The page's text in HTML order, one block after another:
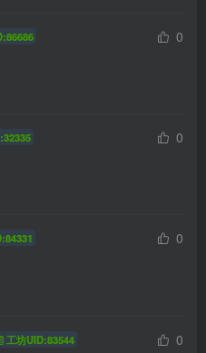
0
0
0
工坊UID:83544
0